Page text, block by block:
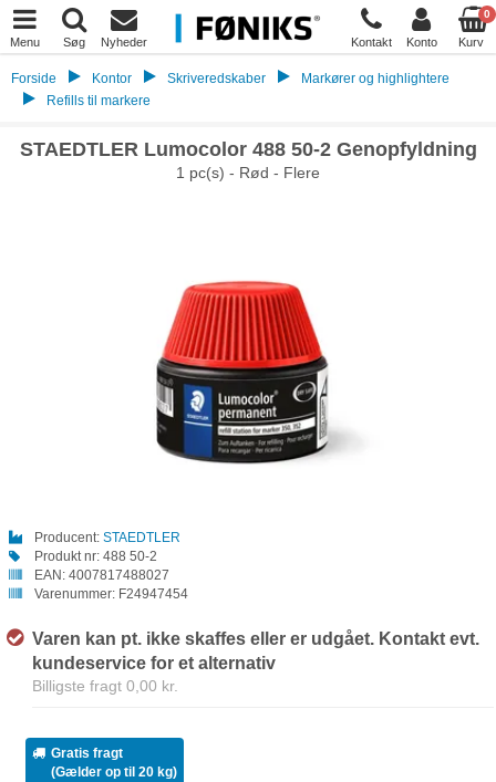
Menu Søg Nyheder Kontakt Konto
0
Kurv
Forside Kontor Skriveredskaber
Markører og highlightere
Refills til markere
STAEDTLER Lumocolor 488 50-2 Genopfyldning
1 pc(s) - Rød - Flere
Producent: STAEDTLER
Produkt nr: 488 50-2
EAN: 4007817488027
Varenummer: F24947454
Varen kan pt. ikke skaffes eller er udgået. Kontakt evt.
kundeservice for et alternativ
Billigste fragt 0,00 kr.
Gratis fragt
(Gælder op til 20 kg)